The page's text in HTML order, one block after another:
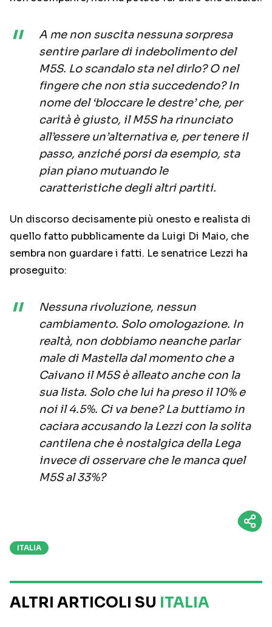
A me non suscita nessuna sorpresa
sentire parlare di indebolimento del
M5S. Lo scandalo sta nel dirlo? O nel
fingere che non stia succedendo? In
nome del ‘bloccare le destre’ che, per
carità è giusto, il M5S ha rinunciato
all’essere un’alternativa e, per tenere il
passo, anziché porsi da esempio, sta
pian piano mutuando le
caratteristiche degli altri partiti.
Un discorso decisamente più onesto e realista di
quello fatto pubblicamente da Luigi Di Maio, che
sembra non guardare i fatti. Le senatrice Lezzi ha
proseguito:
Nessuna rivoluzione, nessun
cambiamento. Solo omologazione. In
realtà, non dobbiamo neanche parlar
male di Mastella dal momento che a
Caivano il M5S è alleato anche con la
sua lista. Solo che lui ha preso il 10% e
noi il 4.5%. Ci va bene? La buttiamo in
caciara accusando la Lezzi con la solita
cantilena che è nostalgica della Lega
invece di osservare che le manca quel
M5S al 33%?
ITALIA
ALTRI ARTICOLI SU ITALIA